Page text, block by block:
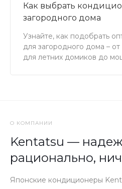
Как выбрать
загородного дома
Узнайте, как подобрать
для загородного дома –
для летних домиков до
О КОМПАНИИ
Kentatsu —
рационально,
Японские кондиционеры